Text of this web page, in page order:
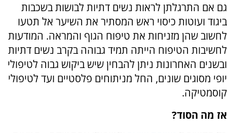
גם אם התרגלתן לראות נשים דתיות לבושות בשכבות
ביגוד ועוטות כיסוי ראש המסתיר את השיער אל תטעו
לחשוב שהן מזניחות את טיפוח הגוף והמראה. המודעות
לחשיבות הטיפוח הייתה תמיד גבוהה בקרב נשים דתיות
ובשנים האחרונות ניתן להבחין שיש ביקוש גבוה לטיפולי
יופי מסוגים שונים, החל מניתוחים פלסטיים ועד לטיפולי
קוסמטיקה.
אז מה הסוד?